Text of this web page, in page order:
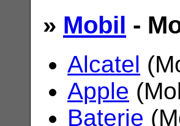
» Mobil -
Alcatel
Apple
Baterie